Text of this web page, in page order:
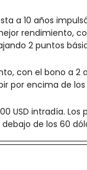
a 10 años
rendimiento,
2 puntos
con el bono a 2
por encima de los
USD intradía. Los
de los 60